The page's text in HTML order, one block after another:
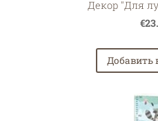
Декор "Для
Добавить